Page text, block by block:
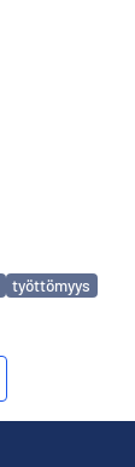
työttömyys